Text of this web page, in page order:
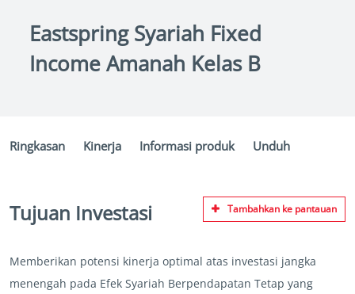
Eastspring Syariah Fixed
Income Amanah Kelas B
Ringkasan Kinerja Informasi produk Unduh
Tujuan Investasi Tambahkan ke pantauan
Memberikan potensi kinerja optimal atas investasi jangka
menengah pada Efek Syariah Berpendapatan Tetap yang